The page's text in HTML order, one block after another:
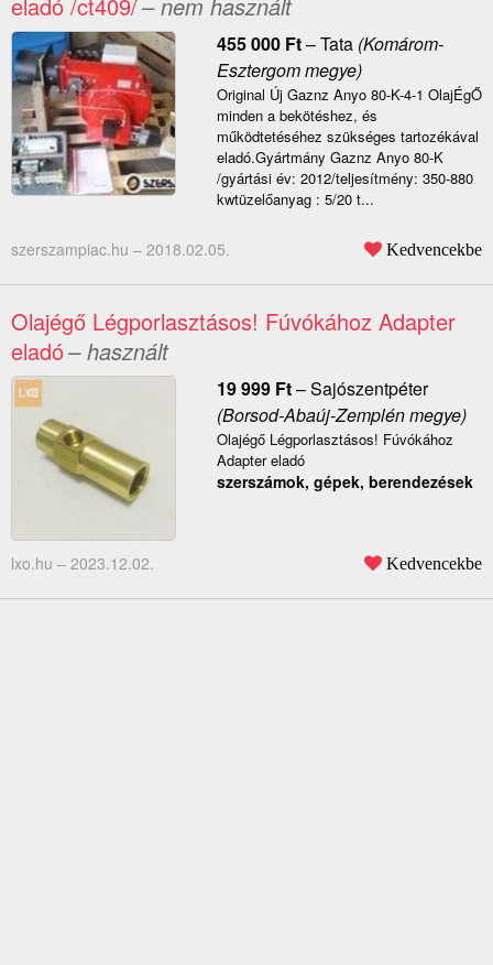
eladó /ct409/– nem használt
455 000 Ft–Tata(Komárom-
Esztergom megye)
Original Új Gaznz Anyo 80-K-4-1 OlajÉgŐ
minden a bekötéshez, és
működtetéséhez szükséges tartozékával
eladó.Gyártmány Gaznz Anyo 80-K
/gyártási év: 2012/teljesítmény: 350-880
kwtüzelőanyag : 5/20 t...
szerszampiac.hu – 2018.02.05. Kedvencekbe
Olajégő Légporlasztásos! Fúvókához Adapter
eladó– használt
19 999 Ft–Sajószentpéter
(Borsod-Abaúj-Zemplén megye)
Olajégő Légporlasztásos! Fúvókához
Adapter eladó
szerszámok, gépek, berendezések
lxo.hu – 2023.12.02. Kedvencekbe